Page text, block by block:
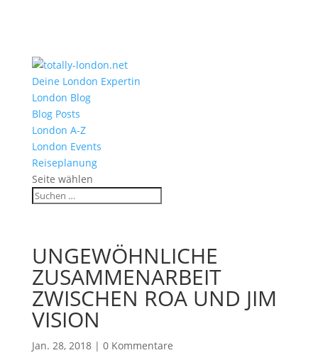
Deine London Expertin
London Blog
Blog Posts
London A-Z
London Events
Reiseplanung
Seite wählen
UNGEWÖHNLICHE
ZUSAMMENARBEIT
ZWISCHEN ROA UND JIM
VISION
Jan. 28, 2018| 0 Kommentare